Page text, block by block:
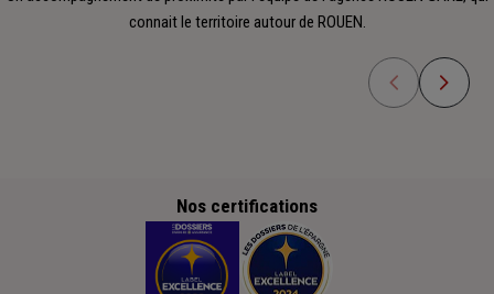
connait le territoire autour de ROUEN.
Nos certifications